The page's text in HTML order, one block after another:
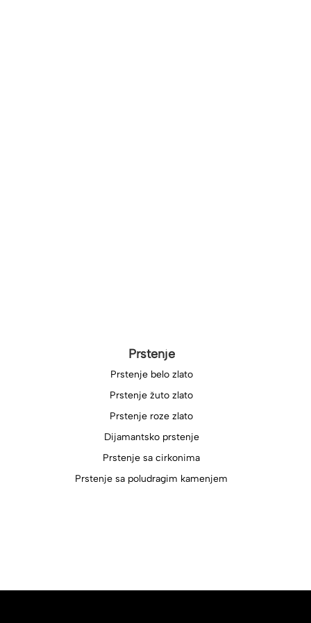
Prstenje
Prstenje belo zlato
Prstenje žuto zlato
Prstenje roze zlato
Dijamantsko prstenje
Prstenje sa cirkonima
Prstenje sa poludragim kamenjem